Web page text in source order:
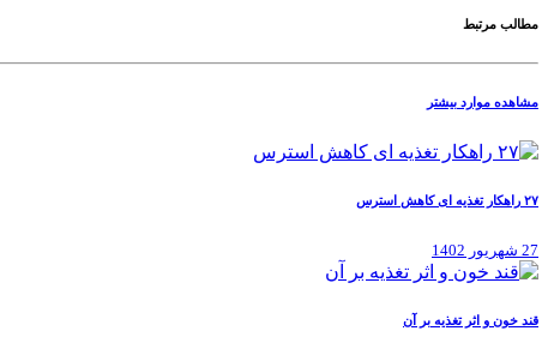
مطالب مرتبط
مشاهده موارد بیشتر
۲۷ راهکار تغذیه ای کاهش استرس
27 شهریور 1402
قند خون و اثر تغذیه بر آن